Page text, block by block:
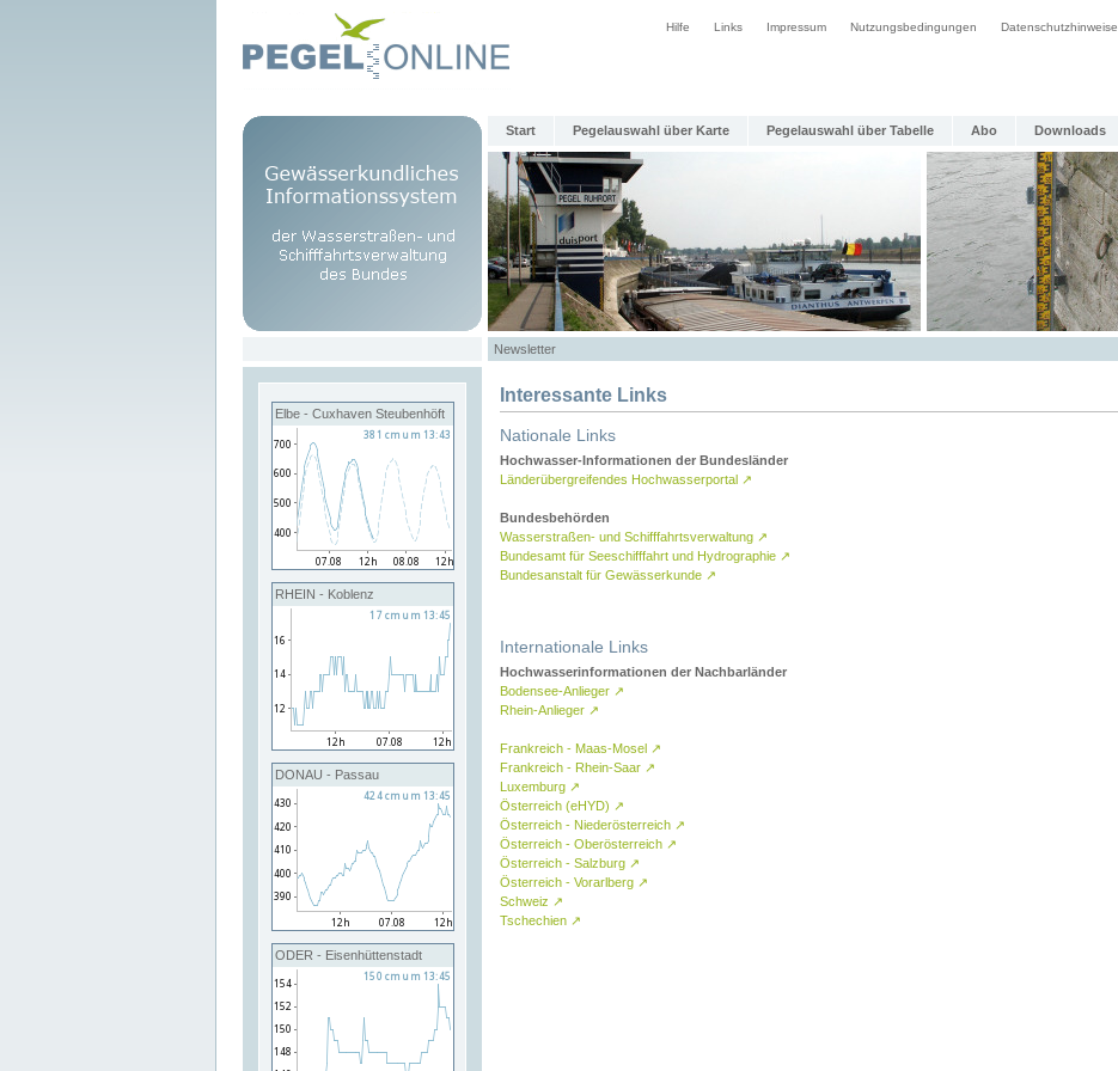
Hilfe Links Impressum Nutzungsbedingungen Datenschutzhinweise
Start Pegelauswahl über Karte Pegelauswahl über Tabelle Abo Downloads
Newsletter
Elbe - Cuxhaven Steubenhöft
RHEIN - Koblenz
DONAU - Passau
ODER - Eisenhüttenstadt
Interessante Links
Nationale Links
Hochwasser-Informationen der Bundesländer
Länderübergreifendes Hochwasserportal ↗
Bundesbehörden
Wasserstraßen- und Schifffahrtsverwaltung ↗
Bundesamt für Seeschifffahrt und Hydrographie ↗
Bundesanstalt für Gewässerkunde ↗
Internationale Links
Hochwasserinformationen der Nachbarländer
Bodensee-Anlieger ↗
Rhein-Anlieger ↗
Frankreich - Maas-Mosel ↗
Frankreich - Rhein-Saar ↗
Luxemburg ↗
Österreich (eHYD) ↗
Österreich - Niederösterreich ↗
Österreich - Oberösterreich ↗
Österreich - Salzburg ↗
Österreich - Vorarlberg ↗
Schweiz ↗
Tschechien ↗